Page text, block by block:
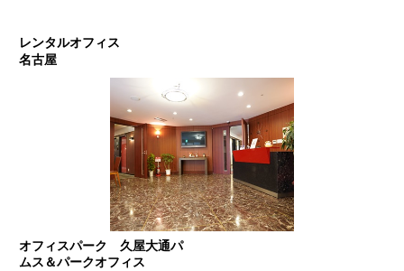
レンタルオフィス
名古屋
オフィスパーク 久屋大通パ
ムス＆パークオフィス